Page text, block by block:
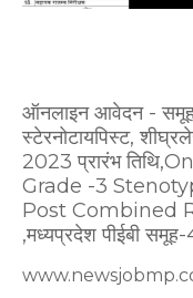
ऑनलाइन आवेदन -
स्टेरनोटायपिस्ट,
2023 प्रारंभ
Grade -3
Post Combined
,मध्यप्रदेश पीईबी